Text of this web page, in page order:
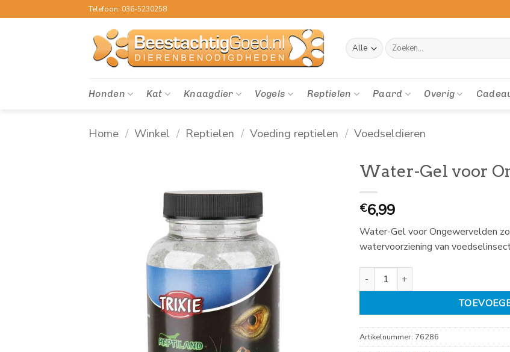
naar
Telefoon: 036-5230258
Zoeken
naar:
Honden Kat Knaagdier Vogels Reptielen Paard Overig
Home / Winkel / Reptielen / Voeding reptielen / Voedseldieren
Water-Gel voor
€6,99
Water-Gel voor Ongewervelden
watervoorziening van
Water-Gel voor Ongewervelden aantal
Artikelnummer: 76286